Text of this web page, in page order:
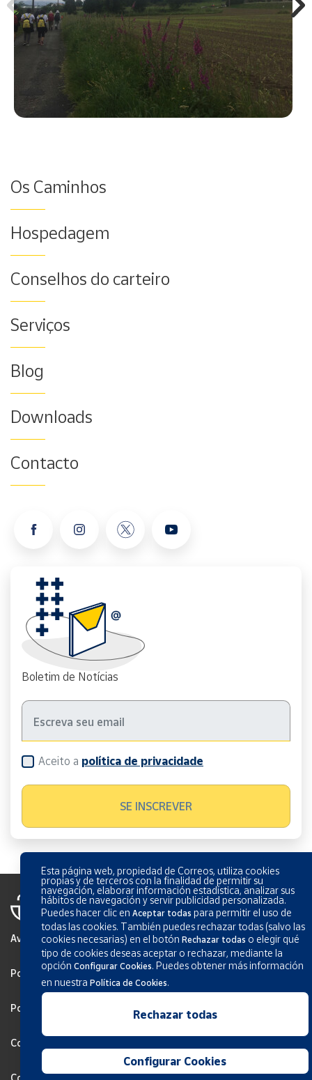
Os Caminhos
Hospedagem
Conselhos do carteiro
Serviços
Blog
Downloads
Contacto
Boletim de Notícias
Aceito a política de privacidade
Aviso Legal
Política de Privacidade
Politica de Cookies
Configurar Cookies
Condições Gerais dos Serviços
Esta página web, propiedad de Correos, utiliza cookies
propias y de terceros con la finalidad de permitir su
navegación, elaborar información estadística, analizar sus
hábitos de navegación y servir publicidad personalizada.
Puedes hacer clic enAceptar todas para permitir el uso de
todas las cookies. También puedes rechazar todas (salvo las
cookies necesarias) en el botónRechazar todas o elegir qué
tipo de cookies deseas aceptar o rechazar, mediante la
opciónConfigurar Cookies. Puedes obtener más información
en nuestraPolítica de Cookies.
Rechazar todas
Configurar Cookies